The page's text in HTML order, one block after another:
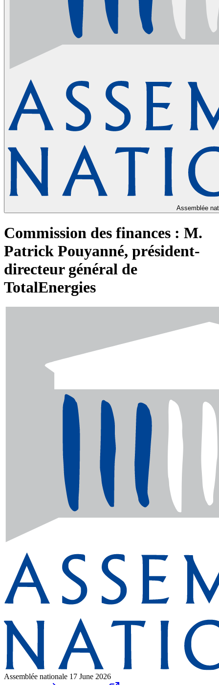
Assemblée
Commission des finances : M.
Patrick Pouyanné, président-
directeur général de
TotalEnergies
Assemblée nationale 17 June 2026